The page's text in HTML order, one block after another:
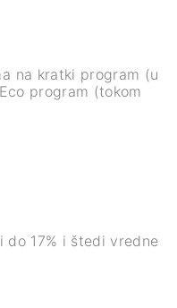
na kratki program (u
program (tokom
do 17% i štedi vredne